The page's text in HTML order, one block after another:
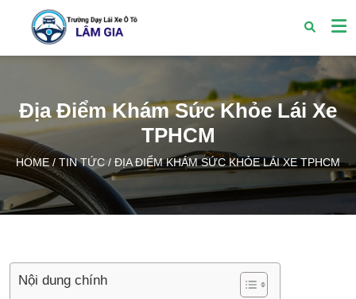
Địa Điểm Khám Sức Khỏe Lái Xe
TPHCM
HOME/ TIN TỨC/ ĐỊA ĐIỂM KHÁM SỨC KHỎE LÁI XE TPHCM
Nội dung chính